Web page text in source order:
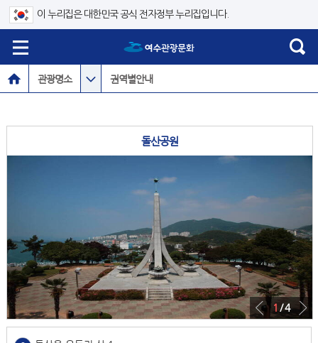
이 누리집은 대한민국 공식 전자정부 누리집입니다.
관광명소 권역별안내
돌산공원
1 / 4